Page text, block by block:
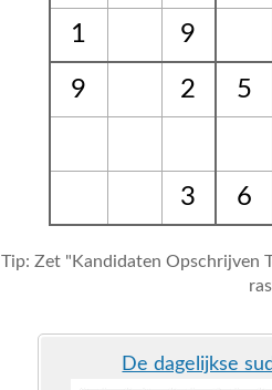
1
9
9 2 5
3
6
Tip: Zet "Kandidaten Opschrijven
De dagelijkse